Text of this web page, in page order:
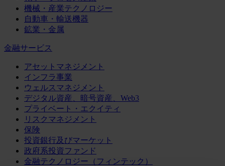
機械・産業テクノロジー
自動車・輸送機器
鉱業・金属
金融サービス
アセットマネジメント
インフラ事業
ウェルスマネジメント
デジタル資産、暗号資産、Web3
プライベート・エクイティ
リスクマネジメント
保険
投資銀行及びマーケット
政府系投資ファンド
金融テクノロジー（フィンテック）